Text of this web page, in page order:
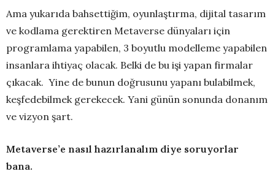
Ama yukarıda bahsettiğim, oyunlaştırma, dijital tasarım
ve kodlama gerektiren Metaverse dünyaları için
programlama yapabilen, 3 boyutlu modelleme yapabilen
insanlara ihtiyaç olacak. Belki de bu işi yapan firmalar
çıkacak. Yine de bunun doğrusunu yapanı bulabilmek,
keşfedebilmek gerekecek. Yani günün sonunda donanım
ve vizyon şart.
Metaverse’e nasıl hazırlanalım diye soruyorlar
bana.